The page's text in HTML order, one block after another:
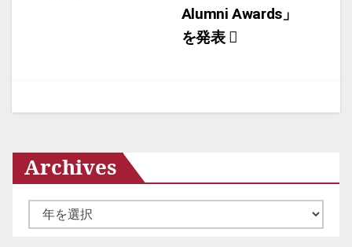
Alumni Awards」
を発表
Archives
ー